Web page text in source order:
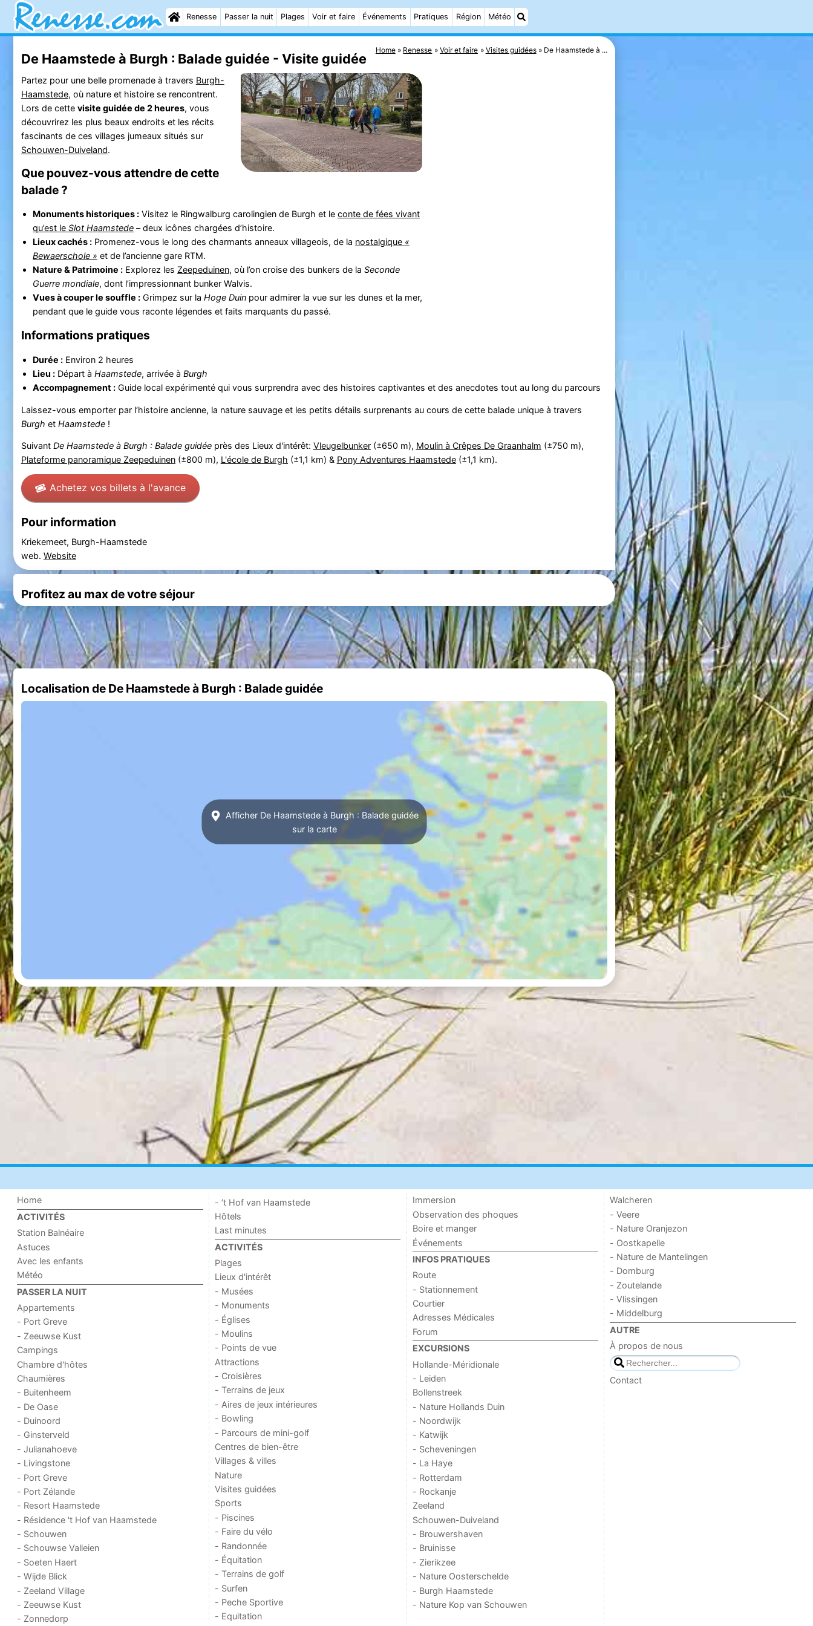
Renesse Passer la nuit Plages Voir et faire Événements Pratiques Région Météo
Home Renesse Voir et faire Visites guidées De Haamstede à ...
De Haamstede à Burgh : Balade guidée - Visite guidée
Partez pour une belle promenade à travers Burgh-
Haamstede, où nature et histoire se rencontrent.
Lors de cette visite guidée de 2 heures, vous
découvrirez les plus beaux endroits et les récits
fascinants de ces villages jumeaux situés sur
Schouwen-Duiveland.
Que pouvez-vous attendre de cette
balade ?
Monuments historiques :Visitez le Ringwalburg carolingien de Burgh et le conte de fées vivant
qu’est le Slot Haamstede– deux icônes chargées d’histoire.
Lieux cachés :Promenez-vous le long des charmants anneaux villageois, de la nostalgique «
Bewaerschole » et de l’ancienne gare RTM.
Nature & Patrimoine :Explorez les Zeepeduinen, où l’on croise des bunkers de la Seconde
Guerre mondiale, dont l’impressionnant bunker Walvis.
Vues à couper le souffle :Grimpez sur la Hoge Duinpour admirer la vue sur les dunes et la mer,
pendant que le guide vous raconte légendes et faits marquants du passé.
Informations pratiques
Durée :Environ 2 heures
Lieu :Départ à Haamstede, arrivée à Burgh
Accompagnement :Guide local expérimenté qui vous surprendra avec des histoires captivantes et des anecdotes tout au long du parcours
Laissez-vous emporter par l’histoire ancienne, la nature sauvage et les petits détails surprenants au cours de cette balade unique à travers
Burgh et Haamstede!
Suivant De Haamstede à Burgh : Balade guidéeprès des Lieux d'intérêt: Vleugelbunker(±650 m), Moulin à Crêpes De Graanhalm (±750 m),
Plateforme panoramique Zeepeduinen(±800 m), L'école de Burgh (±1,1 km) & Pony Adventures Haamstede(±1,1 km).
Achetez vos billets à l'avance
Pour information
Kriekemeet, Burgh-Haamstede
web. Website
Profitez au max de votre séjour
Localisation de De Haamstede à Burgh : Balade guidée
Afficher De Haamstede à Burgh : Balade guidée
sur la carte
Home
ACTIVITÉS
Station Balnéaire
Astuces
Avec les enfants
Météo
PASSER LA NUIT
Appartements
- Port Greve
- Zeeuwse Kust
Campings
Chambre d'hôtes
Chaumières
- Buitenheem
- De Oase
- Duinoord
- Ginsterveld
- Julianahoeve
- Livingstone
- Port Greve
- Port Zélande
- Resort Haamstede
- Résidence 't Hof van Haamstede
- Schouwen
- Schouwse Valleien
- Soeten Haert
- Wijde Blick
- Zeeland Village
- Zeeuwse Kust
- Zonnedorp
- ’t Hof van Haamstede
Hôtels
Last minutes
ACTIVITÉS
Plages
Lieux d'intérêt
- Musées
- Monuments
- Églises
- Moulins
- Points de vue
Attractions
- Croisières
- Terrains de jeux
- Aires de jeux intérieures
- Bowling
- Parcours de mini-golf
Centres de bien-être
Villages & villes
Nature
Visites guidées
Sports
- Piscines
- Faire du vélo
- Randonnée
- Équitation
- Terrains de golf
- Surfen
- Peche Sportive
- Equitation
Immersion
Observation des phoques
Boire et manger
Événements
INFOS PRATIQUES
Route
- Stationnement
Courtier
Adresses Médicales
Forum
EXCURSIONS
Hollande-Méridionale
- Leiden
Bollenstreek
- Nature Hollands Duin
- Noordwijk
- Katwijk
- Scheveningen
- La Haye
- Rotterdam
- Rockanje
Zeeland
Schouwen-Duiveland
- Brouwershaven
- Bruinisse
- Zierikzee
- Nature Oosterschelde
- Burgh Haamstede
- Nature Kop van Schouwen
Walcheren
- Veere
- Nature Oranjezon
- Oostkapelle
- Nature de Mantelingen
- Domburg
- Zoutelande
- Vlissingen
- Middelburg
AUTRE
À propos de nous
Contact